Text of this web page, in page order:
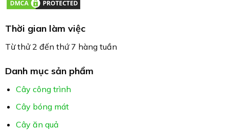
Thời gian làm việc
Từ thử 2 đến thứ 7 hàng tuần
Danh mục sản phẩm
Cây công trình
Cây bóng mát
Cây ăn quả